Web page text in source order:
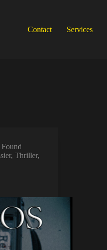
Contact Services
Found
,Thriller,